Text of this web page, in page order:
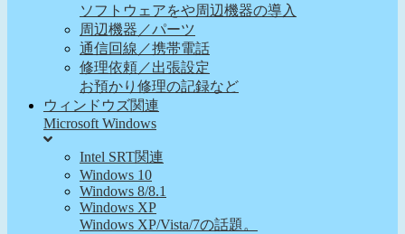
ソフトウェアをや周辺機器の導入
周辺機器／パーツ
通信回線／携帯電話
修理依頼／出張設定
お預かり修理の記録など
ウィンドウズ関連
Microsoft Windows
Intel SRT関連
Windows 10
Windows 8/8.1
Windows XP
Windows XP/Vista/7の話題。